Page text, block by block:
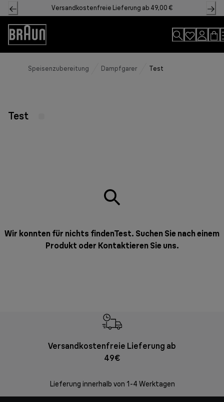
Skip
to
Content
Versandkostenfreie Lieferung ab 49,00 €
Accessibility
Statement
Speisenzubereitung Dampfgarer Test
Test
Wir konnten für nichts findenTest. Suchen Sie nach einem
Produkt oder Kontaktieren Sie uns.
Versandkostenfreie Lieferung ab
49€
Lieferung innerhalb von 1-4 Werktagen